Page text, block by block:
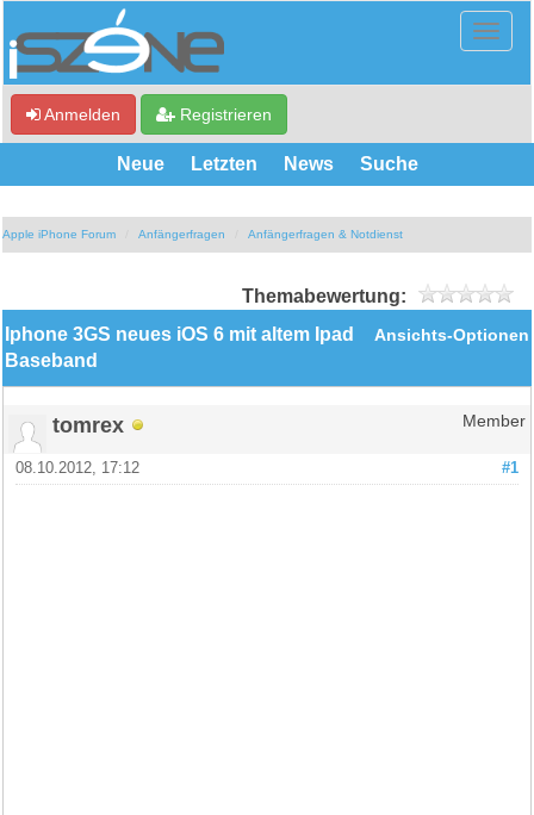
Anmelden Registrieren
Neue Letzten News Suche
Apple iPhone Forum Anfängerfragen Anfängerfragen & Notdienst
Themabewertung:
Ansichts-Optionen
Iphone 3GS neues iOS 6 mit altem Ipad
Baseband
tomrex Member
#1
08.10.2012, 17:12